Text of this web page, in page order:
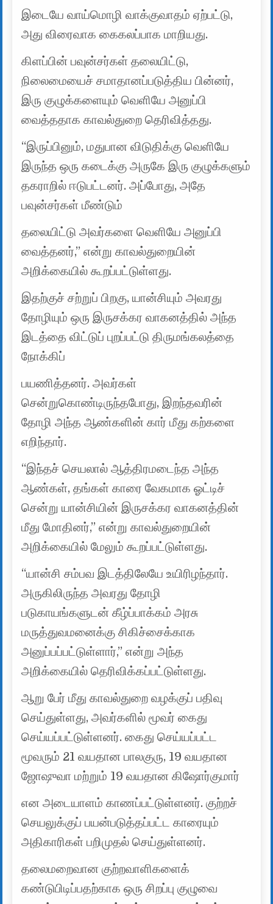
இடையே வாய்மொழி வாக்குவாதம் ஏற்பட்டு,
அது விரைவாக கைகலப்பாக மாறியது.
கிளப்பின் பவுன்சர்கள் தலையிட்டு,
நிலைமையைச் சமாதானப்படுத்திய பின்னர்,
இரு குழுக்களையும் வெளியே அனுப்பி
வைத்ததாக காவல்துறை தெரிவித்தது.
“இருப்பினும், மதுபான விடுதிக்கு வெளியே
இருந்த ஒரு கடைக்கு அருகே இரு குழுக்களும்
தகராறில் ஈடுபட்டனர். அப்போது, ​​அதே
பவுன்சர்கள் மீண்டும்
தலையிட்டு அவர்களை வெளியே அனுப்பி
வைத்தனர்,” என்று காவல்துறையின்
அறிக்கையில் கூறப்பட்டுள்ளது.
இதற்குச் சற்றுப் பிறகு, யான்சியும் அவரது
தோழியும் ஒரு இருசக்கர வாகனத்தில் அந்த
இடத்தை விட்டுப் புறப்பட்டு திருமங்கலத்தை
நோக்கிப்
பயணித்தனர். அவர்கள்
சென்றுகொண்டிருந்தபோது, ​​இறந்தவரின்
தோழி அந்த ஆண்களின் கார் மீது கற்களை
எறிந்தார்.
“இந்தச் செயலால் ஆத்திரமடைந்த அந்த
ஆண்கள், தங்கள் காரை வேகமாக ஓட்டிச்
சென்று யான்சியின் இருசக்கர வாகனத்தின்
மீது மோதினர்,” என்று காவல்துறையின்
அறிக்கையில் மேலும் கூறப்பட்டுள்ளது.
“யான்சி சம்பவ இடத்திலேயே உயிரிழந்தார்.
அருகிலிருந்த அவரது தோழி
படுகாயங்களுடன் கீழ்ப்பாக்கம் அரசு
மருத்துவமனைக்கு சிகிச்சைக்காக
அனுப்பப்பட்டுள்ளார்,” என்று அந்த
அறிக்கையில் தெரிவிக்கப்பட்டுள்ளது.
ஆறு பேர் மீது காவல்துறை வழக்குப் பதிவு
செய்துள்ளது, அவர்களில் மூவர் கைது
செய்யப்பட்டுள்ளனர். கைது செய்யப்பட்ட
மூவரும் 21 வயதான பாலகுரு, 19 வயதான
ஜோஷுவா மற்றும் 19 வயதான கிஷோர்குமார்
என அடையாளம் காணப்பட்டுள்ளனர். குற்றச்
செயலுக்குப் பயன்படுத்தப்பட்ட காரையும்
அதிகாரிகள் பறிமுதல் செய்துள்ளனர்.
தலைமறைவான குற்றவாளிகளைக்
கண்டுபிடிப்பதற்காக ஒரு சிறப்பு குழுவை